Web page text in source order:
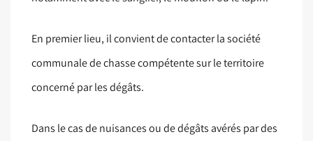
En premier lieu, il convient de contacter la société
communale de chasse compétente sur le territoire
concerné par les dégâts.
Dans le cas de nuisances ou de dégâts avérés par des